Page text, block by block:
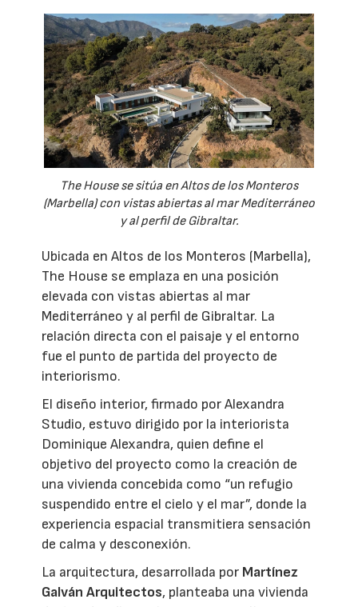
The House se sitúa en Altos de los Monteros
(Marbella) con vistas abiertas al mar Mediterráneo
y al perfil de Gibraltar.
Ubicada en Altos de los Monteros (Marbella),
The House se emplaza en una posición
elevada con vistas abiertas al mar
Mediterráneo y al perfil de Gibraltar. La
relación directa con el paisaje y el entorno
fue el punto de partida del proyecto de
interiorismo.
El diseño interior, firmado por Alexandra
Studio, estuvo dirigido por la interiorista
Dominique Alexandra, quien define el
objetivo del proyecto como la creación de
una vivienda concebida como “un refugio
suspendido entre el cielo y el mar”, donde la
experiencia espacial transmitiera sensación
de calma y desconexión.
La arquitectura, desarrollada por Martínez
Galván Arquitectos, planteaba una vivienda